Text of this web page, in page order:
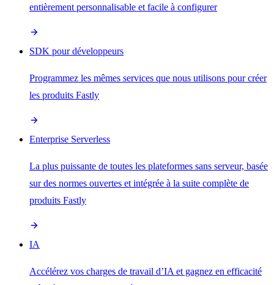
entièrement personnalisable et facile à configurer
SDK pour développeurs
Programmez les mêmes services que nous utilisons pour créer
les produits Fastly
Enterprise Serverless
La plus puissante de toutes les plateformes sans serveur, basée
sur des normes ouvertes et intégrée à la suite complète de
produits Fastly
IA
Accélérez vos charges de travail d’IA et gagnez en efficacité